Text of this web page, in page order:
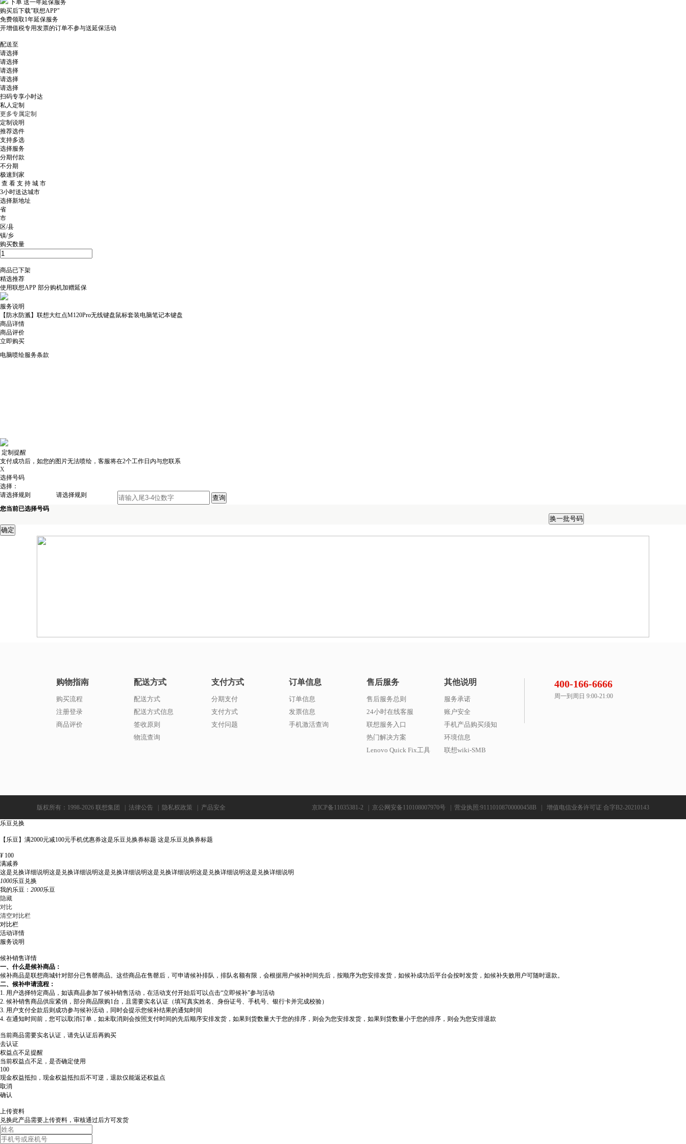
下单 送一年延保服务
购买后下载"联想APP"
免费领取1年延保服务
开增值税专用发票的订单不参与送延保活动
配送至
请选择
请选择
请选择
请选择
请选择
扫码专享小时达
私人定制
更多专属定制
定制说明
推荐选件
支持多选
选择服务
分期付款
不分期
极速到家
查 看 支 持 城 市
3小时送达城市
选择新地址
省
市
区/县
镇/乡
购买数量
商品已下架
精选推荐
使用联想APP 部分购机加赠延保
服务说明
【防水防溅】联想大红点M120Pro无线键盘鼠标套装电脑笔记本键盘
商品详情
商品评价
立即购买
电脑喷绘服务条款
定制提醒
支付成功后，如您的图片无法喷绘，客服将在2个工作日内与您联系
X
选择号码
选择：
请选择规则
请选择规则
您当前已选择号码
购物指南
购买流程
注册登录
商品评价
配送方式
配送方式
配送方式信息
签收原则
物流查询
支付方式
分期支付
支付方式
支付问题
订单信息
订单信息
发票信息
手机激活查询
售后服务
售后服务总则
24小时在线客服
联想服务入口
热门解决方案
Lenovo Quick Fix工具
其他说明
服务承诺
账户安全
手机产品购买须知
环境信息
联想wiki-SMB
400-166-6666
周一到周日 9:00-21:00
版权所有：1998-2026 联想集团 法律公告 隐私权政策 产品安全 京ICP备11035381-2 京公网安备110108007970号 营业执照:91110108700000458B 增值电信业务许可证 合字B2-20210143
乐豆兑换
【乐豆】满2000元减100元手机优惠券这是乐豆兑换券标题 这是乐豆兑换券标题
¥ 100
满减券
这是兑换详细说明这是兑换详细说明这是兑换详细说明这是兑换详细说明这是兑换详细说明这是兑换详细说明
1000乐豆兑换
我的乐豆： 2000乐豆
隐藏
对比
清空对比栏
对比栏
活动详情
服务说明
候补销售详情
一、什么是候补商品：
候补商品是联想商城针对部分已售罄商品。这些商品在售罄后，可申请候补排队，排队名额有限，会根据用户候补时间先后，按顺序为您安排发货，如候补成功后平台会按时发货，如候补失败用户可随时退款。
二、候补申请流程：
1. 用户选择特定商品，如该商品参加了候补销售活动，在活动支付开始后可以点击“立即候补”参与活动
2. 候补销售商品供应紧俏，部分商品限购1台，且需要实名认证（填写真实姓名、身份证号、手机号、银行卡并完成校验）
3. 用户支付全款后则成功参与候补活动，同时会提示您候补结果的通知时间
4. 在通知时间前，您可以取消订单，如未取消则会按照支付时间的先后顺序安排发货，如果到货数量大于您的排序，则会为您安排发货，如果到货数量小于您的排序，则会为您安排退款
当前商品需要实名认证，请先认证后再购买
去认证
权益点不足提醒
当前权益点不足，是否确定使用
100
现金权益抵扣，现金权益抵扣后不可逆，退款仅能返还权益点
取消
确认
上传资料
兑换此产品需要上传资料，审核通过后方可发货